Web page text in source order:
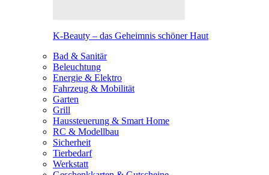
K-Beauty – das Geheimnis schöner Haut
Bad & Sanitär
Beleuchtung
Energie & Elektro
Fahrzeug & Mobilität
Garten
Grill
Haussteuerung & Smart Home
RC & Modellbau
Sicherheit
Tierbedarf
Werkstatt